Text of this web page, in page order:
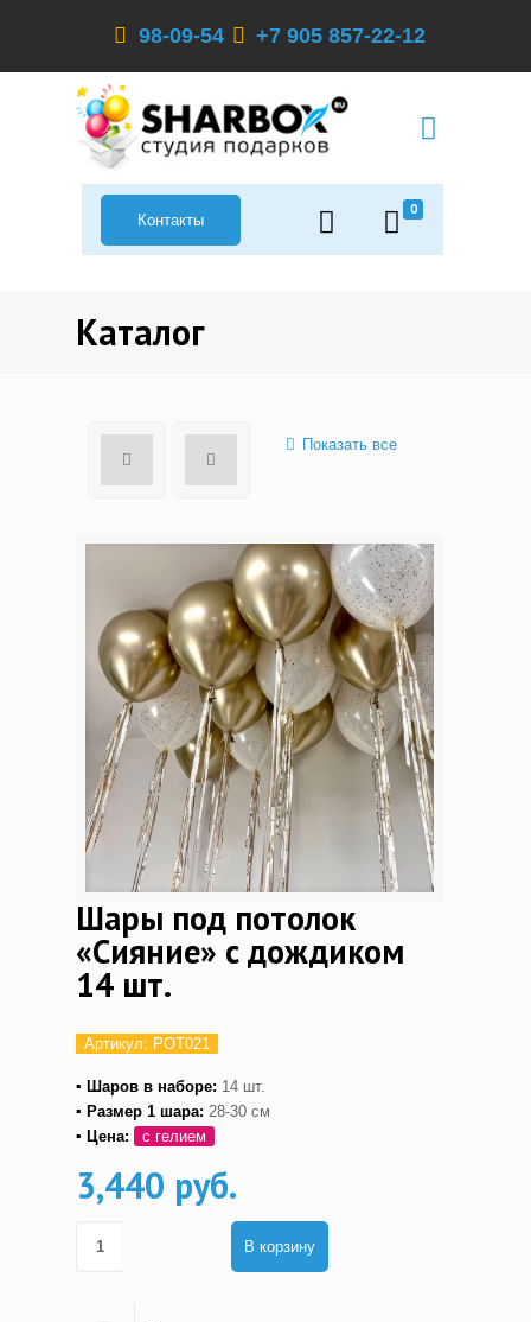
98-09-54 +7 905 857-22-12
0
Контакты
Каталог
Показать все
Шары под потолок
«Сияние» с дождиком
14 шт.
Артикул: POT021
▪ Шаров в наборе: 14 шт.
▪ Размер 1 шара: 28-30 см
▪ Цена:
с гелием
3,440 руб.
В корзину